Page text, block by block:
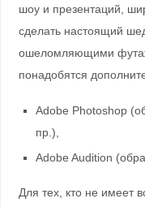
шоу и презентаций,
сделать настоящий
ошеломляющими
понадобятся
Adobe Photoshop
пр.),
Adobe Audition
Для тех, кто не имеет